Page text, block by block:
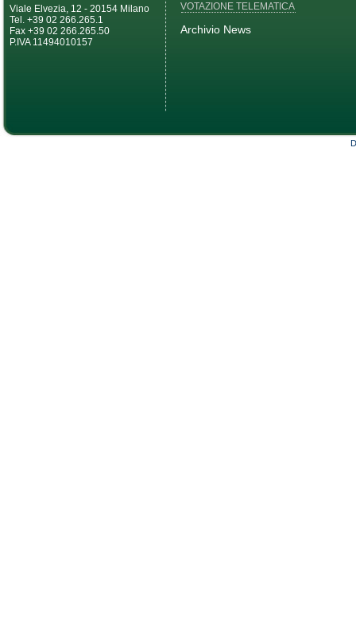
Viale Elvezia, 12 - 20154 Milano
Tel. +39 02 266.265.1
Fax +39 02 266.265.50
P.IVA 11494010157
VOTAZIONE TELEMATICA
Archivio News